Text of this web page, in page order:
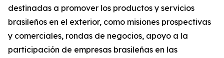
destinadas a promover los productos y servicios
brasileños en el exterior, como misiones prospectivas
y comerciales, rondas de negocios, apoyo a la
participación de empresas brasileñas en las